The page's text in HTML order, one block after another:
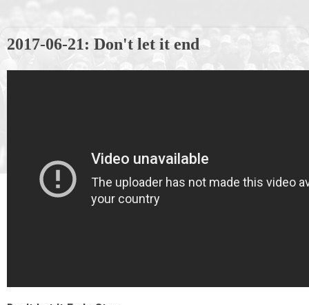
2017-06-21: Don't let it end